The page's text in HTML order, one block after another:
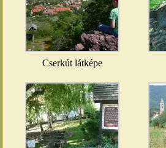
Cserkút látképe